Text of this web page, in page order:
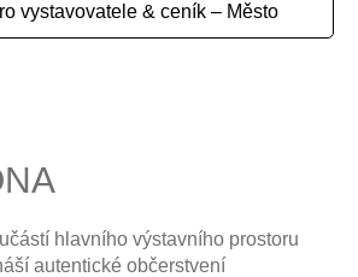
vystavovatele & ceník – Město
hlavního výstavního prostoru
autentické občerstvení